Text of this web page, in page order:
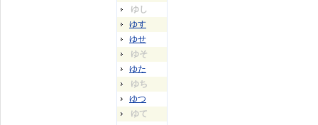
ゆし
ゆす
ゆせ
ゆそ
ゆた
ゆち
ゆつ
ゆて